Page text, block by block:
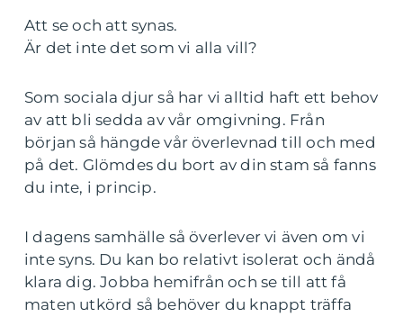
Att se och att synas.
Är det inte det som vi alla vill?
Som sociala djur så har vi alltid haft ett behov
av att bli sedda av vår omgivning. Från
början så hängde vår överlevnad till och med
på det. Glömdes du bort av din stam så fanns
du inte, i princip.
I dagens samhälle så överlever vi även om vi
inte syns. Du kan bo relativt isolerat och ändå
klara dig. Jobba hemifrån och se till att få
maten utkörd så behöver du knappt träffa